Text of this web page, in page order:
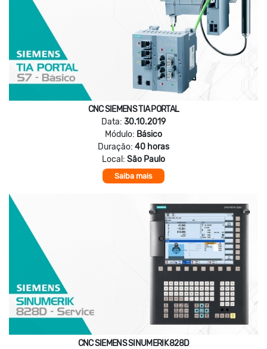
CNC SIEMENS TIA PORTAL
Data: 30.10.2019
Módulo: Básico
Duração: 40 horas
Local: São Paulo
Saiba mais
CNC SIEMENS SINUMERIK 828D